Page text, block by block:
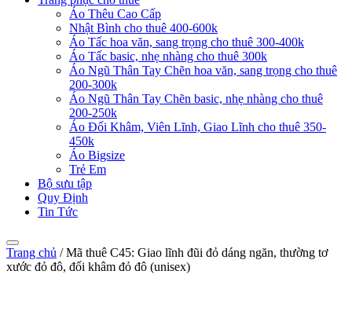
Áo Thêu Cao Cấp
Nhật Bình cho thuê 400-600k
Áo Tấc hoa văn, sang trọng cho thuê 300-400k
Áo Tấc basic, nhẹ nhàng cho thuê 300k
Áo Ngũ Thân Tay Chẽn hoa văn, sang trọng cho thuê
200-300k
Áo Ngũ Thân Tay Chẽn basic, nhẹ nhàng cho thuê
200-250k
Áo Đối Khâm, Viên Lĩnh, Giao Lĩnh cho thuê 350-
450k
Áo Bigsize
Trẻ Em
Bộ sưu tập
Quy Định
Tin Tức
Trang chủ /Mã thuê C45: Giao lĩnh đũi đỏ dáng ngăn, thường tơ
xước đỏ đô, đối khâm đỏ đô (unisex)